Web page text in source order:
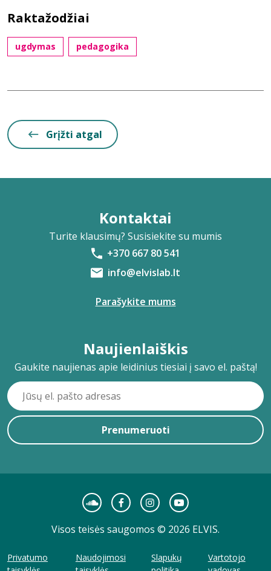
Raktažodžiai
ugdymas pedagogika
Grįžti atgal
Kontaktai
Turite klausimų? Susisiekite su mumis
+370 667 80 541
info@elvislab.lt
Parašykite mums
Naujienlaiškis
Gaukite naujienas apie leidinius tiesiai į savo el. paštą!
Prenumeruoti
Visos teisės saugomos © 2026 ELVIS.
Privatumo
Naudojimosi
Slapukų
Vartotojo